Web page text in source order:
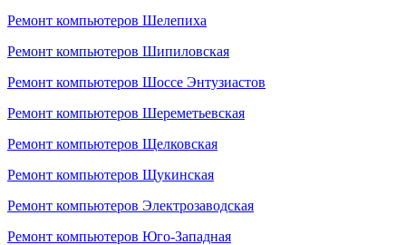
Ремонт компьютеров Шелепиха
Ремонт компьютеров Шипиловская
Ремонт компьютеров Шоссе Энтузиастов
Ремонт компьютеров Шереметьевская
Ремонт компьютеров Щелковская
Ремонт компьютеров Щукинская
Ремонт компьютеров Электрозаводская
Ремонт компьютеров Юго-Западная